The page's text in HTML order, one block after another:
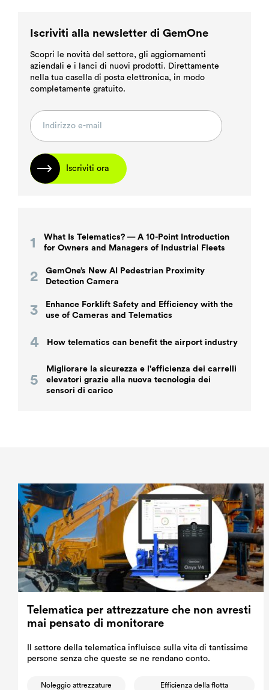
Iscriviti alla newsletter di GemOne
Scopri le novità del settore, gli aggiornamenti
aziendali e i lanci di nuovi prodotti. Direttamente
nella tua casella di posta elettronica, in modo
completamente gratuito.
Iscriviti ora
What Is Telematics? — A 10-Point Introduction
for Owners and Managers of Industrial Fleets
GemOne’s New AI Pedestrian Proximity
Detection Camera
Enhance Forklift Safety and Efficiency with the
use of Cameras and Telematics
How telematics can benefit the airport industry
Migliorare la sicurezza e l'efficienza dei carrelli
elevatori grazie alla nuova tecnologia dei
sensori di carico
Telematica per attrezzature che non avresti
mai pensato di monitorare
Il settore della telematica influisce sulla vita di tantissime
persone senza che queste se ne rendano conto.
Noleggio attrezzature Efficienza della flotta